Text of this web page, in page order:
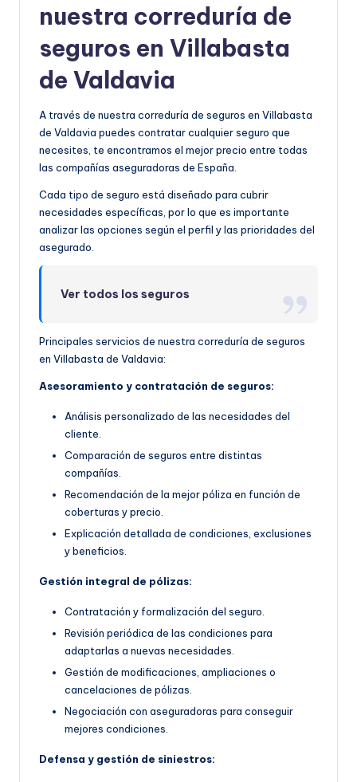
nuestra correduría de
seguros en Villabasta
de Valdavia
A través de nuestra correduría de seguros en Villabasta
de Valdavia puedes contratar cualquier seguro que
necesites, te encontramos el mejor precio entre todas
las compañías aseguradoras de España.
Cada tipo de seguro está diseñado para cubrir
necesidades específicas, por lo que es importante
analizar las opciones según el perfil y las prioridades del
asegurado.
Ver todos los seguros
Principales servicios de nuestra correduría de seguros
en Villabasta de Valdavia:
Asesoramiento y contratación de seguros:
Análisis personalizado de las necesidades del
cliente.
Comparación de seguros entre distintas
compañías.
Recomendación de la mejor póliza en función de
coberturas y precio.
Explicación detallada de condiciones, exclusiones
y beneficios.
Gestión integral de pólizas:
Contratación y formalización del seguro.
Revisión periódica de las condiciones para
adaptarlas a nuevas necesidades.
Gestión de modificaciones, ampliaciones o
cancelaciones de pólizas.
Negociación con aseguradoras para conseguir
mejores condiciones.
Defensa y gestión de siniestros: